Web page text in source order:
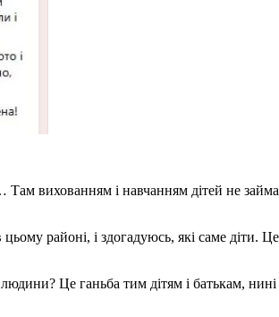
вихованням і навчанням дітей не
районі, і здогадуюсь, які саме діти.
Це ганьба тим дітям і батькам,